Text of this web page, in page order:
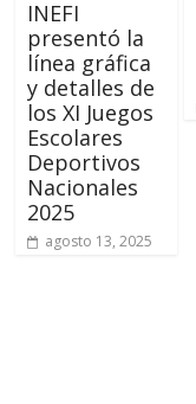
INEFI
presentó la
línea gráfica
y detalles de
los XI Juegos
Escolares
Deportivos
Nacionales
2025
agosto 13, 2025